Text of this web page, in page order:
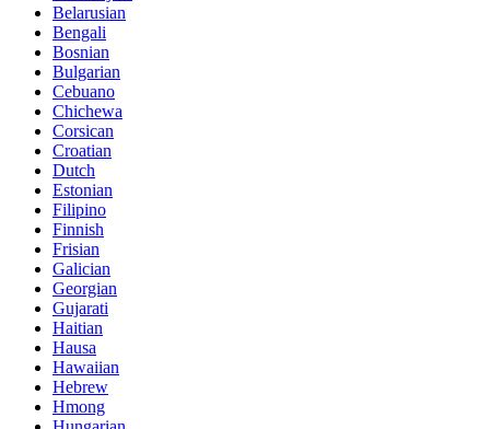
Belarusian
Bengali
Bosnian
Bulgarian
Cebuano
Chichewa
Corsican
Croatian
Dutch
Estonian
Filipino
Finnish
Frisian
Galician
Georgian
Gujarati
Haitian
Hausa
Hawaiian
Hebrew
Hmong